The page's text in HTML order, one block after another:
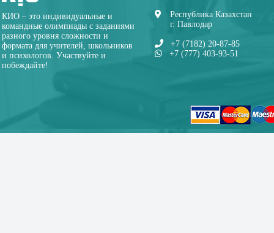
КИО – это индивидуальные и
командные олимпиады с заданиями
разного уровня сложности и
формата для учителей, школьников
и психологов. Участвуйте и
побеждайте!
Республика Казахстан
г. Павлодар
+7 (7182) 20-87-85
+7 (777) 403-93-51